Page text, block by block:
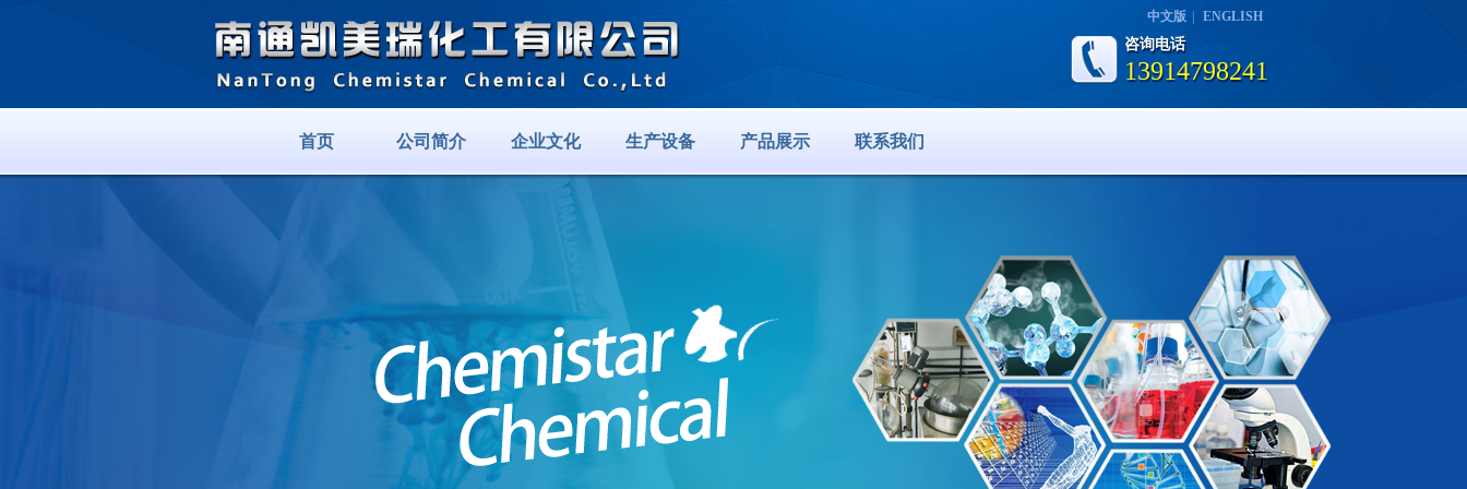
中文版 ENGLISH
咨询电话
13914798241
首页 公司简介 企业文化 生产设备 产品展示 联系我们